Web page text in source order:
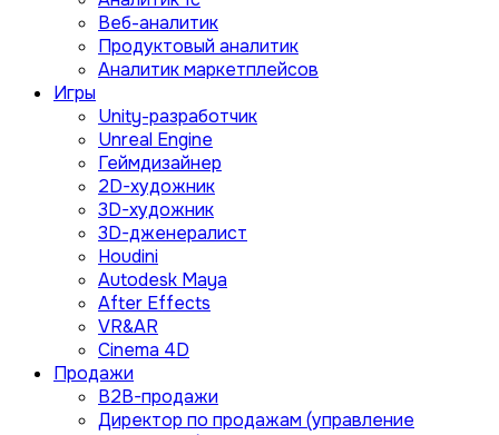
Веб-аналитик
Продуктовый аналитик
Аналитик маркетплейсов
Игры
Unity-разработчик
Unreal Engine
Геймдизайнер
2D-художник
3D-художник
3D-дженералист
Houdini
Autodesk Maya
After Effects
VR&AR
Cinema 4D
Продажи
B2B-продажи
Директор по продажам (управление